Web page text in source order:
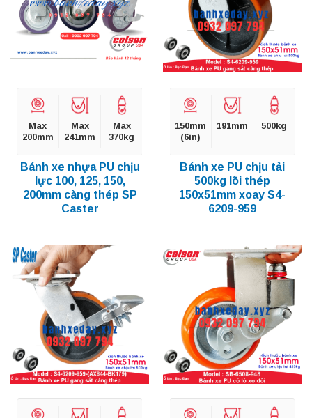
Max
200mm
Max
241mm
Max
370kg
Bánh xe nhựa PU chịu
lực 100, 125, 150,
200mm càng thép SP
Caster
150mm
(6in)
191mm 500kg
Bánh xe PU chịu tải
500kg lõi thép
150x51mm xoay S4-
6209-959